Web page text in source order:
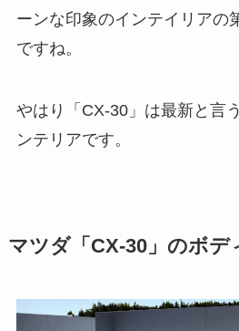
ーンな印象のインテイリアの
ですね。
やはり「CX-30」は最新と言
ンテリアです。
マツダ「CX-30」のボデ